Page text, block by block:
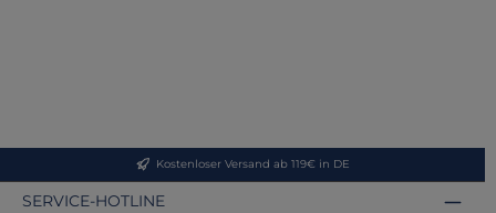
Kostenloser Versand ab 119€ in DE
SERVICE-HOTLINE